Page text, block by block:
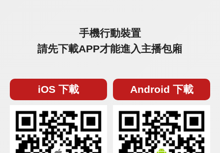
手機行動裝置
請先下載APP才能進入主播包廂
iOS 下載 Android 下載